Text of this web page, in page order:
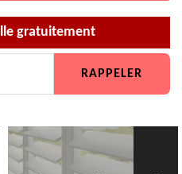
gratuitement